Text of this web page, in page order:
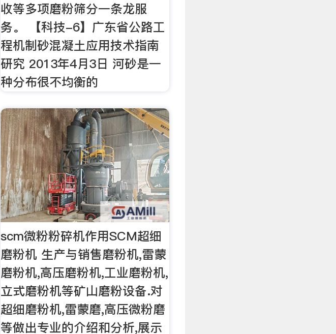
收等多项磨粉筛分一条龙服
务。 【科技-6】广东省公路工
程机制砂混凝土应用技术指南
研究 2013年4月3日 河砂是一
种分布很不均衡的
scm微粉粉碎机作用SCM超细
磨粉机 生产与销售磨粉机,雷蒙
磨粉机,高压磨粉机,工业磨粉机,
立式磨粉机等矿山磨粉设备.对
超细磨粉机,雷蒙磨,高压微粉磨
等做出专业的介绍和分析,展示